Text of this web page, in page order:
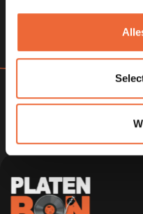
Ik ga akkoord